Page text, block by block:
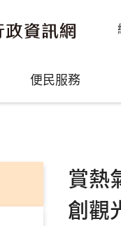
便民服務
賞熱
創觀